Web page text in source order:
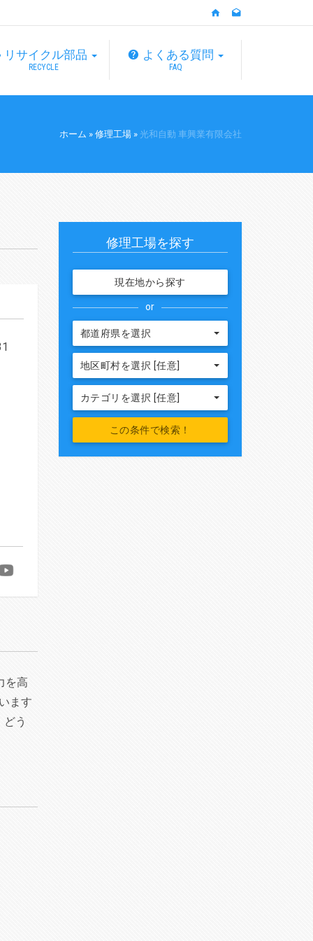
リサイクル部品
RECYCLE
よくある質問
FAQ
ホーム » 修理工場 » 光和自動 車興業有限会社
を高
ます
う
修理工場を探す
現在地から探す
or
都道府県を選択
地区町村を選択 [任意]
カテゴリを選択 [任意]